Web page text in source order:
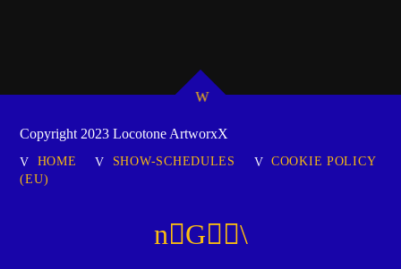
Copyright 2023 Locotone ArtworxX
HOME SHOW-SCHEDULES
COOKIE POLICY
(EU)